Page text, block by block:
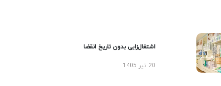
اشتغال‌زایی بدون تاریخ انقضا
20 تیر 1405